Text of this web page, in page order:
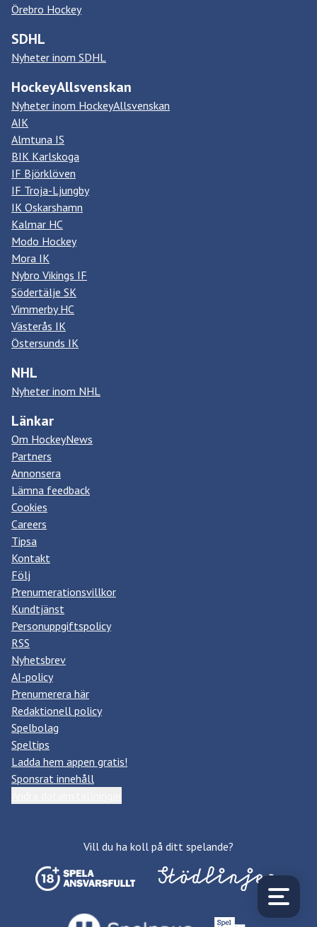
Örebro Hockey
SDHL
Nyheter inom SDHL
HockeyAllsvenskan
Nyheter inom HockeyAllsvenskan
AIK
Almtuna IS
BIK Karlskoga
IF Björklöven
IF Troja-Ljungby
IK Oskarshamn
Kalmar HC
Modo Hockey
Mora IK
Nybro Vikings IF
Södertälje SK
Vimmerby HC
Västerås IK
Östersunds IK
NHL
Nyheter inom NHL
Länkar
Om HockeyNews
Partners
Annonsera
Lämna feedback
Cookies
Careers
Tipsa
Kontakt
Följ
Prenumerationsvillkor
Kundtjänst
Personuppgiftspolicy
RSS
Nyhetsbrev
AI-policy
Prenumerera här
Redaktionell policy
Spelbolag
Speltips
Ladda hem appen gratis!
Sponsrat innehåll
Vill du ha koll på ditt spelande?